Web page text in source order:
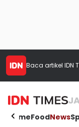
Baca artikel IDN
HomeFoodNews